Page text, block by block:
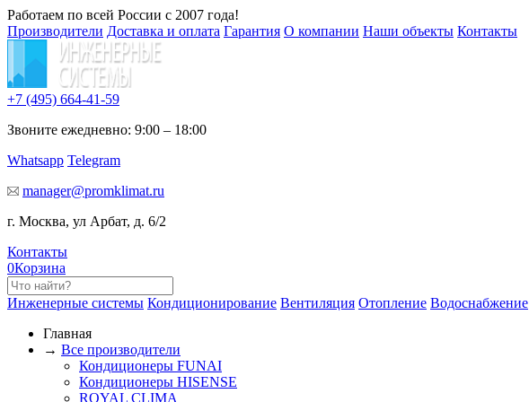
Работаем по всей России с 2007 года!
Производители Доставка и оплата Гарантия О компании Наши объекты Контакты
+7 (495) 664-41-59
Звоните ежедневно: 9:00 – 18:00
Whatsapp Telegram
manager@promklimat.ru
г. Москва, ул Арбат, д. 6/2
Контакты
0Корзина
Инженерные системы Кондиционирование Вентиляция Отопление Водоснабжение
Главная
→ Все производители
Кондиционеры FUNAI
Кондиционеры HISENSE
ROYAL CLIMA